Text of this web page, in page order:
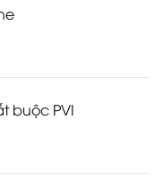
buộc PVI